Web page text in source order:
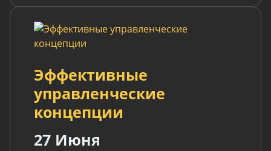
Эффективные
управленческие
концепции
27 Июня